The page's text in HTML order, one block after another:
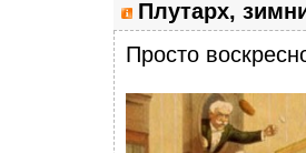
Плутарх,
Просто